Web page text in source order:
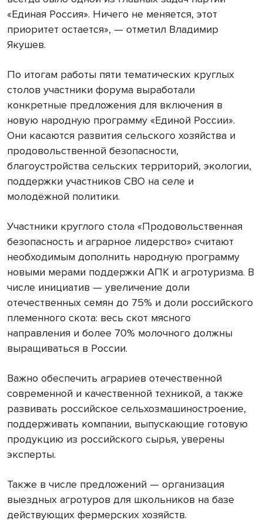
«Единая Россия». Ничего не меняется, этот
приоритет остается», — отметил Владимир
Якушев.
По итогам работы пяти тематических круглых
столов участники форума выработали
конкретные предложения для включения в
новую народную программу «Единой России».
Они касаются развития сельского хозяйства и
продовольственной безопасности,
благоустройства сельских территорий, экологии,
поддержки участников СВО на селе и
молодёжной политики.
Участники круглого стола «Продовольственная
безопасность и аграрное лидерство» считают
необходимым дополнить народную программу
новыми мерами поддержки АПК и агротуризма. В
числе инициатив — увеличение доли
отечественных семян до 75% и доли российского
племенного скота: весь скот мясного
направления и более 70% молочного должны
выращиваться в России.
Важно обеспечить аграриев отечественной
современной и качественной техникой, а также
развивать российское сельхозмашиностроение,
поддерживать компании, выпускающие готовую
продукцию из российского сырья, уверены
эксперты.
Также в числе предложений — организация
выездных агротуров для школьников на базе
действующих фермерских хозяйств.